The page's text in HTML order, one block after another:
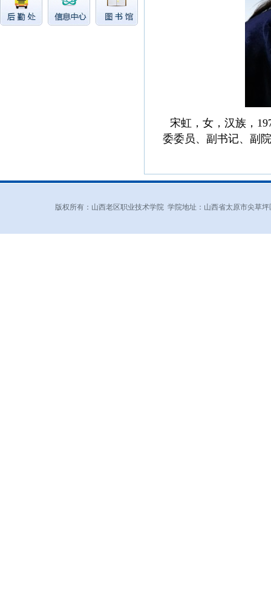
宋虹，女，汉族，
委委员、副书记、副
版权所有：山西老区职业技术学院 学院地址：山西省太原市尖草